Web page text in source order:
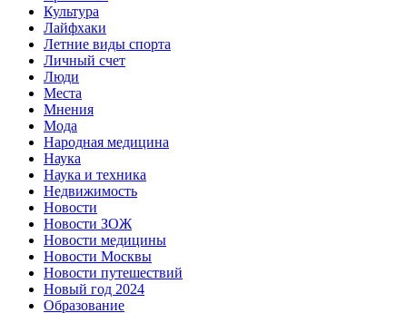
Культура
Лайфхаки
Летние виды спорта
Личный счет
Люди
Места
Мнения
Мода
Народная медицина
Наука
Наука и техника
Недвижимость
Новости
Новости ЗОЖ
Новости медицины
Новости Москвы
Новости путешествий
Новый год 2024
Образование